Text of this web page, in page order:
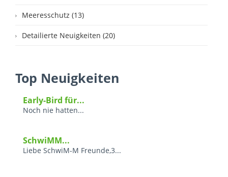
Meeresschutz (13)
Detailierte Neuigkeiten (20)
Top Neuigkeiten
Early-Bird für...
Noch nie hatten...
SchwiMM...
Liebe SchwiM-M Freunde,3...